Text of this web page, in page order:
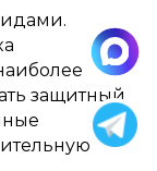
защитный